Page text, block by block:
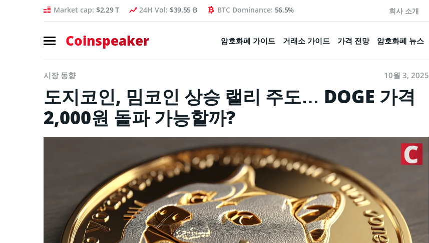
Market cap: $2.29 T 24H Vol: $39.55 B BTC Dominance: 56.5% 회사 소개
Coinspeaker 암호화폐 가이드 거래소 가이드 가격 전망 암호화폐 뉴스
시장 동향 10월 3, 2025
도지코인, 밈코인 상승 랠리 주도… DOGE 가격
2,000원 돌파 가능할까?